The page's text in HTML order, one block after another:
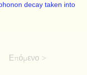
decay taken into
Επόμενο >